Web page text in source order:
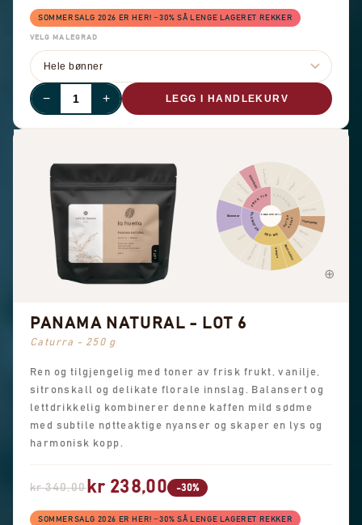
SOMMERSALG 2026 ER HER! −30% SÅ LENGE LAGERET REKKER
VELG MALEGRAD
− + LEGG I HANDLEKURV
Kanel Pepper
Skarp
Sjokolade
Hasselnøtt
Mandel
Peanøtter
Brunt sukker
Vanilje
Generell sødme
Søte aromaer
Sort te
Blomster
Bær
Tørket fruktSitrusfrukt Annen frukt
NØTTERKAKAO
SØDME
BLOMSTER
FRUKTIG
SMAKSPROFIL
PANAMA NATURAL - LOT 6
Caturra - 250 g
Ren og tilgjengelig med toner av frisk frukt, vanilje,
sitronskall og delikate florale innslag. Balansert og
lettdrikkelig kombinerer denne kaffen mild sødme
med subtile nøtteaktige nyanser og skaper en lys og
harmonisk kopp.
kr 340,00kr 238,00 -30%
SOMMERSALG 2026 ER HER! −30% SÅ LENGE LAGERET REKKER